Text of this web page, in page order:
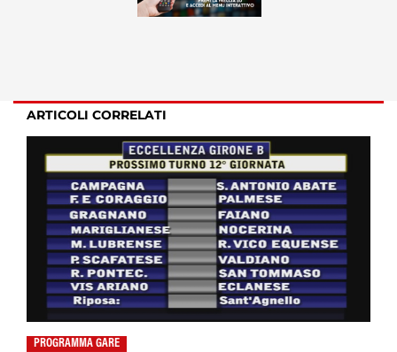
ARTICOLI CORRELATI
PROGRAMMA GARE